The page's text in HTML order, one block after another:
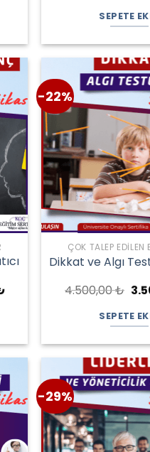
SEPETE
Şu
-22%
ÇOK TALEP EDILEN
Dikkat ve Algı
4.500,00₺
SEPETE
-29%